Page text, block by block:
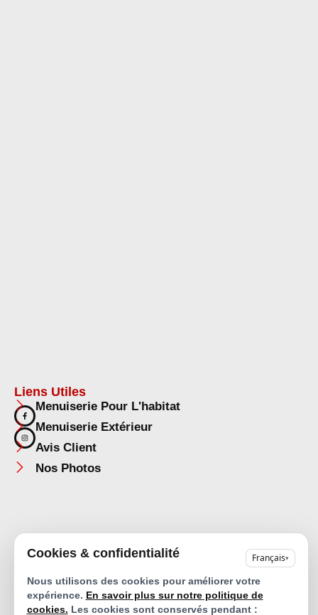
Liens Utiles
Menuiserie Pour L'habitat
Menuiserie Extérieur
Avis Client
Nos Photos
Copyright © 2024 Creativ
Agencement Provence –
Mentions légales |
Politique de confidentialité |
Recherches fréquentes |
Plan de site |
Déclaration d'accessibilité
Cookies & confidentialité Français▾
Nous utilisons des cookies pour améliorer votre
expérience. En savoir plus sur notre politique de
cookies. Les cookies sont conservés pendant :